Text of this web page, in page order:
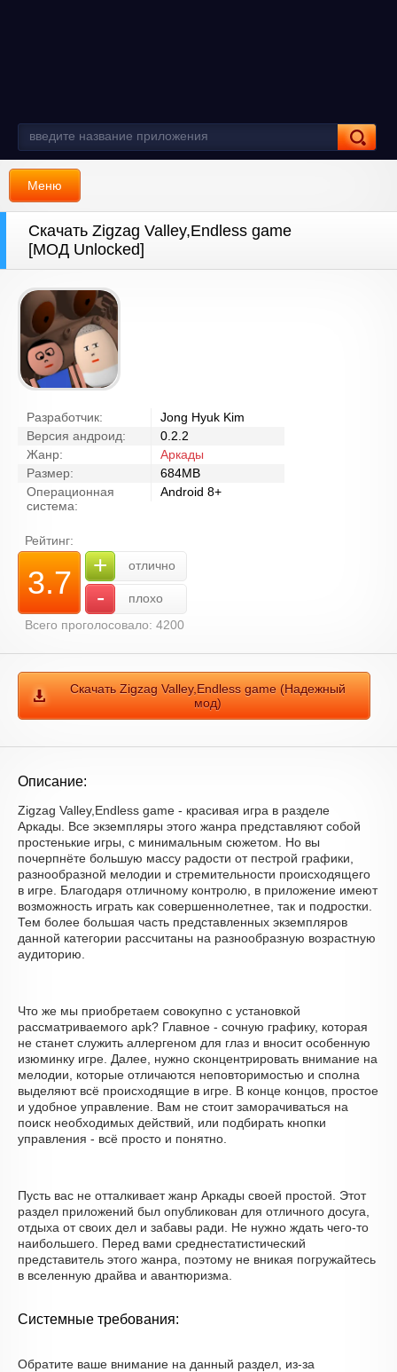
Меню
Скачать Zigzag Valley,Endless game
[МОД Unlocked]
Разработчик:
Jong Hyuk Kim
Версия андроид:
0.2.2
Жанр:
Аркады
Размер:
684MB
Операционная
система:
Android 8+
Рейтинг:
3.7 + отлично
-
плохо
Всего проголосовало: 4200
Скачать Zigzag Valley,Endless game (Надежный
мод)
Описание:
Zigzag Valley,Endless game - красивая игра в разделе
Аркады. Все экземпляры этого жанра представляют собой
простенькие игры, с минимальным сюжетом. Но вы
почерпнёте большую массу радости от пестрой графики,
разнообразной мелодии и стремительности происходящего
в игре. Благодаря отличному контролю, в приложение имеют
возможность играть как совершеннолетнее, так и подростки.
Тем более большая часть представленных экземпляров
данной категории рассчитаны на разнообразную возрастную
аудиторию.
Что же мы приобретаем совокупно с установкой
рассматриваемого apk? Главное - сочную графику, которая
не станет служить аллергеном для глаз и вносит особенную
изюминку игре. Далее, нужно сконцентрировать внимание на
мелодии, которые отличаются неповторимостью и сполна
выделяют всё происходящие в игре. В конце концов, простое
и удобное управление. Вам не стоит заморачиваться на
поиск необходимых действий, или подбирать кнопки
управления - всё просто и понятно.
Пусть вас не отталкивает жанр Аркады своей простой. Этот
раздел приложений был опубликован для отличного досуга,
отдыха от своих дел и забавы ради. Не нужно ждать чего-то
наибольшего. Перед вами среднестатистический
представитель этого жанра, поэтому не вникая погружайтесь
в вселенную драйва и авантюризма.
Системные требования:
Обратите ваше внимание на данный раздел, из-за